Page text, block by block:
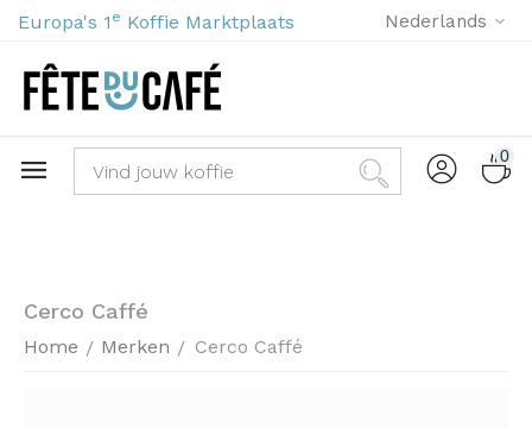
Europa's 1 e Koffie Marktplaats Nederlands
0
Cerco Caffé
Home / Merken / Cerco Caffé